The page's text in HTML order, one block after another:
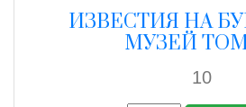
ИЗВЕСТИЯ НА
МУЗЕЙ
10